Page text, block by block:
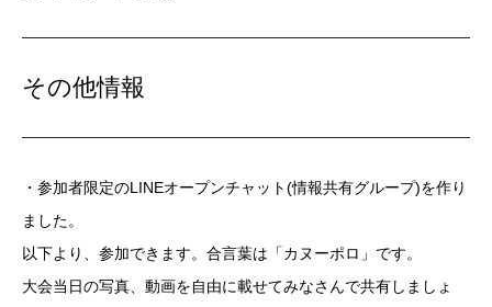
その他情報
・参加者限定のLINEオープンチャット(情報共有グループ)を作り
ました。
以下より、参加できます。合言葉は「カヌーポロ」です。
大会当日の写真、動画を自由に載せてみなさんで共有しましょ